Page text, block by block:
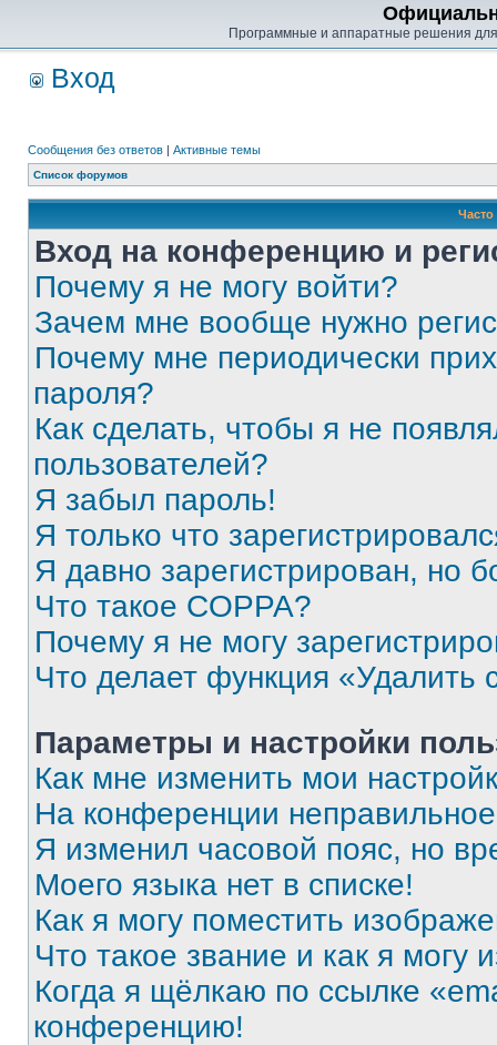
Программные и аппаратные решения
Вход
Сообщения без ответов | Активные темы
Список форумов
Вход на конференцию и
Почему я не могу войти?
Зачем мне вообще нужно
Почему мне периодически
пароля?
Как сделать, чтобы я не
пользователей?
Я забыл пароль!
Я только что
Я давно зарегистрирован, но
Что такое COPPA?
Почему я не могу
Что делает функция «Удалить
Параметры и настройки
Как мне изменить мои
На конференции
Я изменил часовой пояс, но
Моего языка нет в списке!
Как я могу поместить
Что такое звание и как я могу
Когда я щёлкаю по ссылке
конференцию!